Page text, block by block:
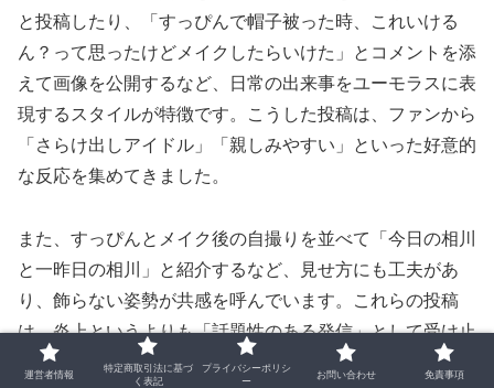
と投稿したり、「すっぴんで帽子被った時、これいける
ん？って思ったけどメイクしたらいけた」とコメントを添
えて画像を公開するなど、日常の出来事をユーモラスに表
現するスタイルが特徴です。こうした投稿は、ファンから
「さらけ出しアイドル」「親しみやすい」といった好意的
な反応を集めてきました。
また、すっぴんとメイク後の自撮りを並べて「今日の相川
と一昨日の相川」と紹介するなど、見せ方にも工夫があ
り、飾らない姿勢が共感を呼んでいます。これらの投稿
は、炎上というよりも「話題性のある発信」として受け止
められ、結果的にファンとの距離を縮める効果を生んでい
運営者情報
特定商取引法に基づ
く表記
プライバシーポリシ
ー
お問い合わせ 免責事項